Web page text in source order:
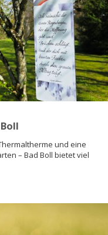
und eine
– Bad Boll bietet viel